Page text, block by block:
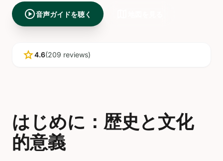
play_circle音声ガイドを聴く
star4.6(209 reviews)
はじめに：歴史と文化
的意義